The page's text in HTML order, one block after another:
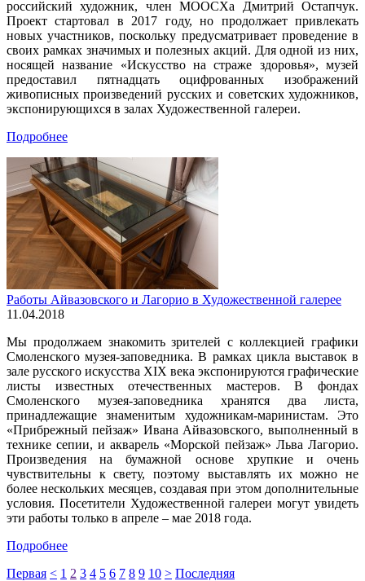
российский художник, член МООСХа Дмитрий Остапчук.
Проект стартовал в 2017 году, но продолжает привлекать
новых участников, поскольку предусматривает проведение в
своих рамках значимых и полезных акций. Для одной из них,
носящей название «Искусство на страже здоровья», музей
предоставил пятнадцать оцифрованных изображений
живописных произведений русских и советских художников,
экспонирующихся в залах Художественной галереи.
Подробнее
Работы Айвазовского и Лагорио в Художественной галерее
11.04.2018
Мы продолжаем знакомить зрителей с коллекцией графики
Смоленского музея-заповедника. В рамках цикла выставок в
зале русского искусства XIX века экспонируются графические
листы известных отечественных мастеров. В фондах
Смоленского музея-заповедника хранятся два листа,
принадлежащие знаменитым художникам-маринистам. Это
«Прибрежный пейзаж» Ивана Айвазовского, выполненный в
технике сепии, и акварель «Морской пейзаж» Льва Лагорио.
Произведения на бумажной основе хрупкие и очень
чувствительны к свету, поэтому выставлять их можно не
более нескольких месяцев, создавая при этом дополнительные
условия. Посетители Художественной галереи могут увидеть
эти работы только в апреле – мае 2018 года.
Подробнее
Первая < 1 2 3 4 5 6 7 8 9 10 > Последняя